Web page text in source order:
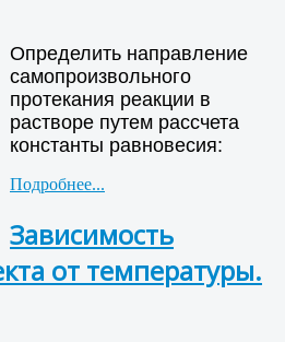
Определить направление
самопроизвольного
протекания реакции в
растворе путем рассчета
константы равновесия:
Подробнее...
Зависимость
от температуры.